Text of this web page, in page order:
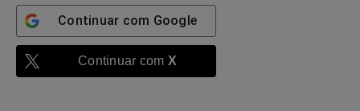
Continuar com Google
Continuar com X